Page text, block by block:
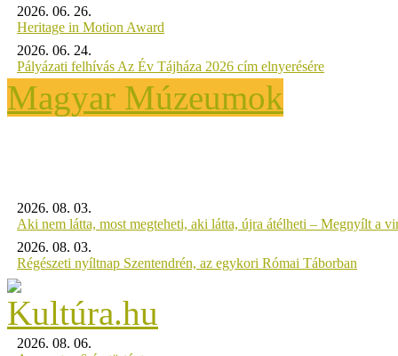
2026. 06. 26.
Heritage in Motion Award
2026. 06. 24.
Pályázati felhívás Az Év Tájháza 2026 cím elnyerésére
Magyar Múzeumok
2026. 08. 03.
Aki nem látta, most megteheti, aki látta, újra átélheti – Megnyílt a
2026. 08. 03.
Régészeti nyíltnap Szentendrén, az egykori Római Táborban
2026. 08. 06.